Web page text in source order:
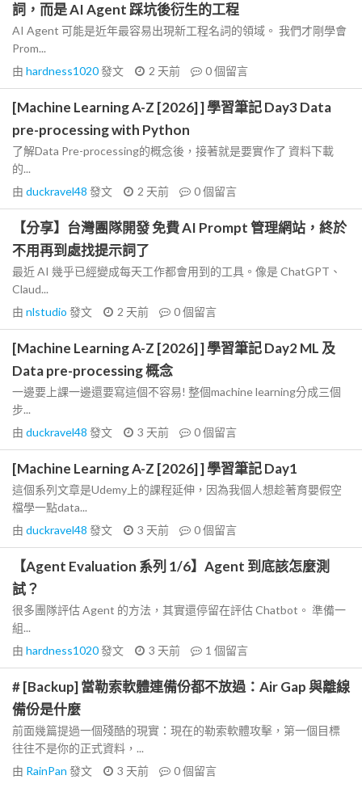
詞，而是 AI Agent 踩坑後衍生的工程
AI Agent 可能是近年最容易出現新工程名詞的領域。 我們才剛學會
Prom...
由 hardness1020發文 2 天前 0個留言
[Machine Learning A-Z [2026] ] 學習筆記 Day3 Data
pre-processing with Python
了解Data Pre-processing的概念後，接著就是要實作了 資料下載
的...
由 duckravel48 發文 2 天前 0個留言
【分享】台灣團隊開發 免費 AI Prompt 管理網站，終於
不用再到處找提示詞了
最近 AI 幾乎已經變成每天工作都會用到的工具。像是 ChatGPT、
Claud...
由 nlstudio 發文 2 天前 0個留言
[Machine Learning A-Z [2026] ] 學習筆記 Day2 ML 及
Data pre-processing 概念
一邊要上課一邊還要寫這個不容易! 整個machine learning分成三個
步...
由 duckravel48 發文 3 天前 0個留言
[Machine Learning A-Z [2026] ] 學習筆記 Day1
這個系列文章是Udemy上的課程延伸，因為我個人想趁著育嬰假空
檔學一點data...
由 duckravel48 發文 3 天前 0個留言
【Agent Evaluation 系列 1/6】Agent 到底該怎麼測
試？
很多團隊評估 Agent 的方法，其實還停留在評估 Chatbot。 準備一
組...
由 hardness1020發文 3 天前 1 個留言
# [Backup] 當勒索軟體連備份都不放過：Air Gap 與離線
備份是什麼
前面幾篇提過一個殘酷的現實：現在的勒索軟體攻擊，第一個目標
往往不是你的正式資料，...
由 RainPan 發文 3 天前 0個留言